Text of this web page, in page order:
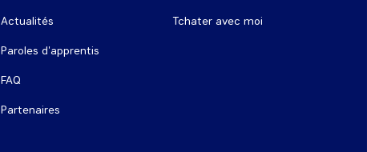
Actualités
Paroles d'apprentis
FAQ
Partenaires
Tchater avec moi